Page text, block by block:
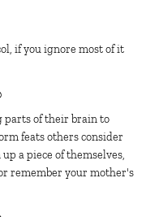
if you ignore most of it
parts of their brain to
feats others consider
a piece of themselves,
remember your mother's